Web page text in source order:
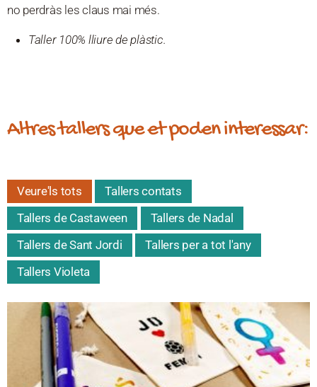
no perdràs les claus mai més.
Taller 100% lliure de plàstic.
Altres tallers que et poden interessar:
Veure'ls tots
Tallers contats
Tallers de Castaween
Tallers de Nadal
Tallers de Sant Jordi
Tallers per a tot l'any
Tallers Violeta